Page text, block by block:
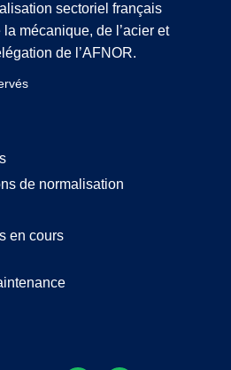
sectoriel français
mécanique, de l’acier et
de l’AFNOR.
de normalisation
en cours